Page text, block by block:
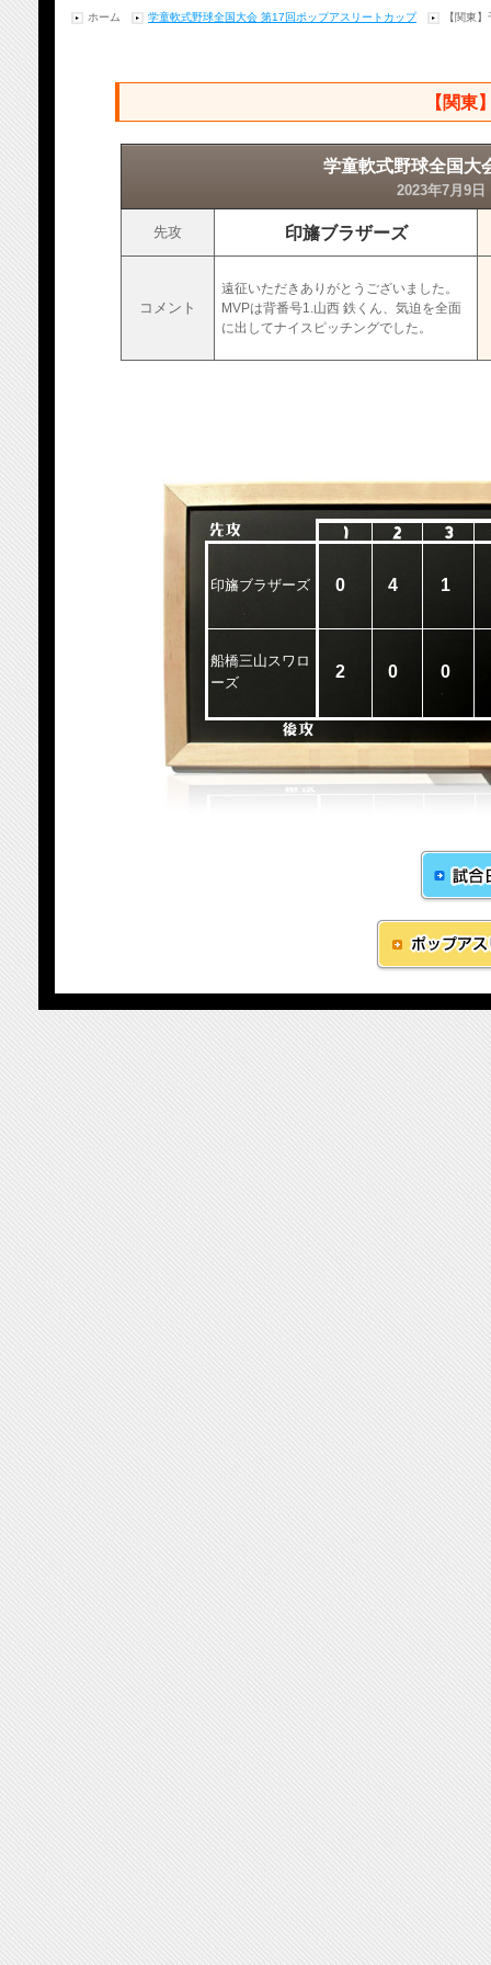
ホーム 学童軟式野球全国大会 第17回ポップアスリートカップ 【関東
【関東
学童軟式野球全国大
2023年7月9
先攻 印旛ブラザーズ
コメント
遠征いただきありがとうございました。
MVPは背番号1.山西 鉄くん、気迫を全面
に出してナイスピッチングでした。
印旛ブラザーズ 0 4 1
船橋三山スワロ
ーズ
2 0 0